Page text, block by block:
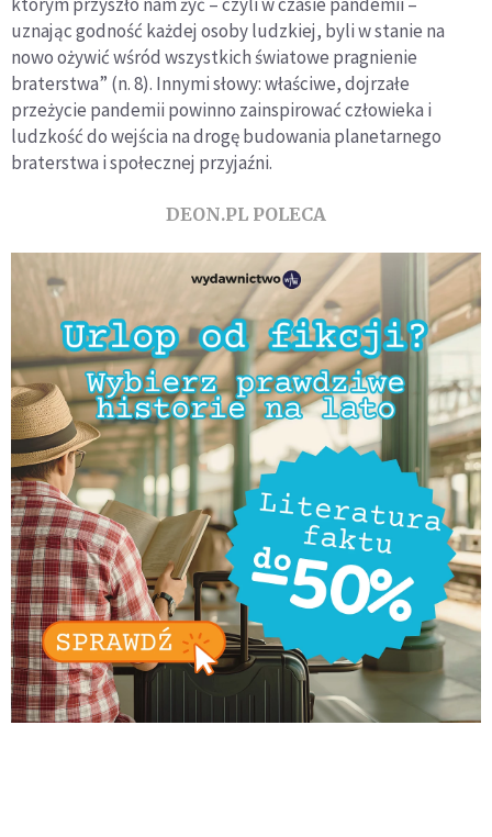
uznając godność każdej osoby ludzkiej, byli w stanie na
nowo ożywić wśród wszystkich światowe pragnienie
braterstwa” (n. 8). Innymi słowy: właściwe, dojrzałe
przeżycie pandemii powinno zainspirować człowieka i
ludzkość do wejścia na drogę budowania planetarnego
braterstwa i społecznej przyjaźni.
DEON.PL POLECA